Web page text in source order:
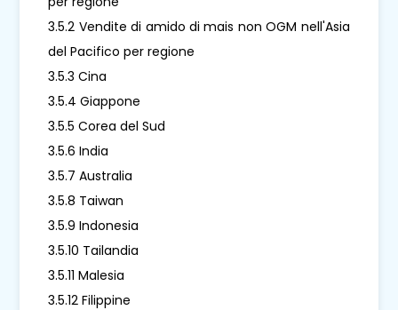
3.5.2 Vendite di amido di mais non OGM nell'Asia
del Pacifico per regione
3.5.3 Cina
3.5.4 Giappone
3.5.5 Corea del Sud
3.5.6 India
3.5.7 Australia
3.5.8 Taiwan
3.5.9 Indonesia
3.5.10 Tailandia
3.5.11 Malesia
3.5.12 Filippine